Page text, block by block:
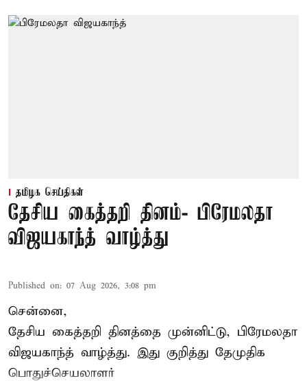
தமிழக செய்திகள்
தேசிய கைத்தறி தினம்- பிரேமலதா
விஜயகாந்த் வாழ்த்து
Published on: 07 Aug 2026, 3:08 pm
சென்னை,
தேசிய கைத்தறி தினத்தை முன்னிட்டு, பிரேமலதா
விஜயகாந்த் வாழ்த்து. இது குறித்து தேமுதிக
பொதுச்செயலாளர்